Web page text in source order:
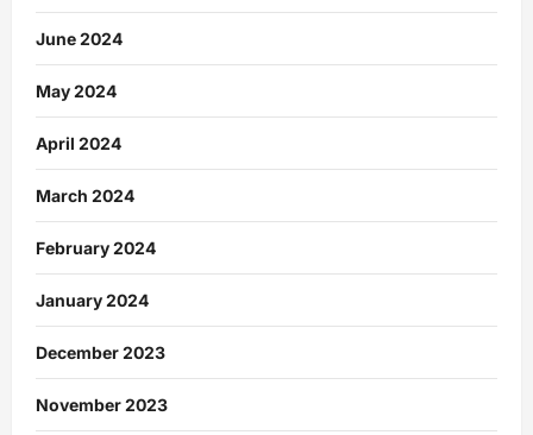
June 2024
May 2024
April 2024
March 2024
February 2024
January 2024
December 2023
November 2023